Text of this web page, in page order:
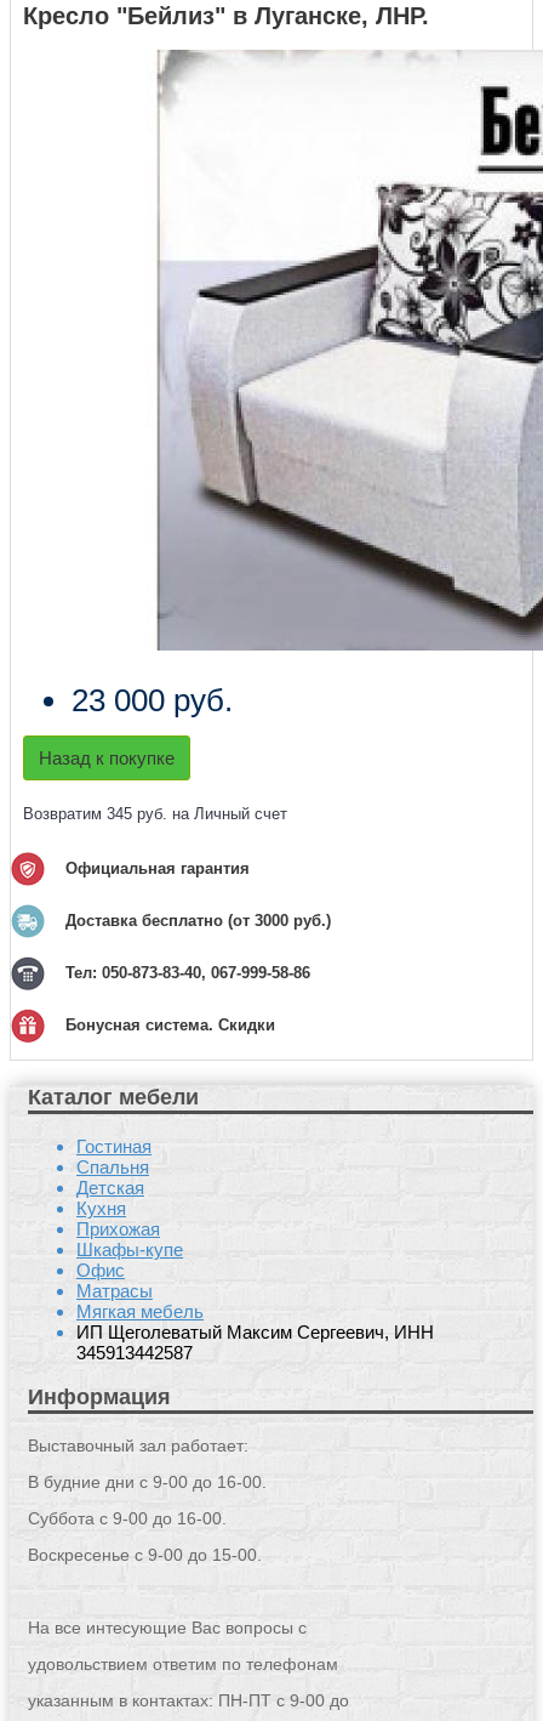
Кресло "Бейлиз" в Луганске, ЛНР.
23 000 руб.
Назад к покупке
Возвратим 345 руб. на Личный счет
Официальная гарантия
Доставка бесплатно (от 3000 руб.)
Тел: 050-873-83-40, 067-999-58-86
Бонусная система. Скидки
Каталог мебели
Гостиная
Спальня
Детская
Кухня
Прихожая
Шкафы-купе
Офис
Матрасы
Мягкая мебель
ИП Щеголеватый Максим Сергеевич, ИНН
345913442587
Информация
Выставочный зал работает:
В будние дни с 9-00 до 16-00.
Суббота с 9-00 до 16-00.
Воскресенье с 9-00 до 15-00.
На все интесующие Вас вопросы с
удовольствием ответим по телефонам
указанным в контактах: ПН-ПТ с 9-00 до